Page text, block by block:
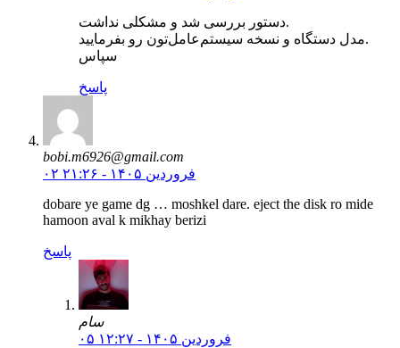
دستور بررسی شد و مشکلی نداشت.
مدل دستگاه و نسخه سیستم‌عامل‌تون رو بفرمایید.
سپاس
پاسخ
bobi.m6926@gmail.com
۰۲ فروردین ۱۴۰۵ - ۲۱:۲۶
dobare ye game dg … moshkel dare. eject the disk ro mide
hamoon aval k mikhay berizi
پاسخ
سام
۰۵ فروردین ۱۴۰۵ - ۱۲:۲۷